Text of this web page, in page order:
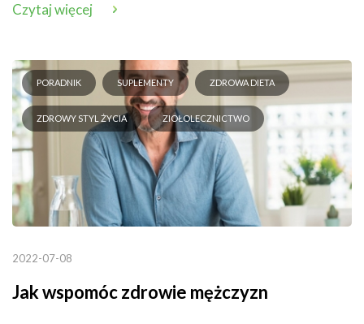
Czytaj więcej
PORADNIK SUPLEMENTY ZDROWA DIETA
ZDROWY STYL ŻYCIA ZIOŁOLECZNICTWO
2022-07-08
Jak wspomóc zdrowie mężczyzn